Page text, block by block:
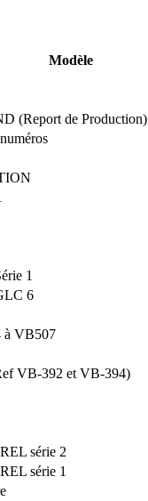
Modèle
(Report de Production)
1
6
VB507
VB-392 et VB-394)
série 2
série 1